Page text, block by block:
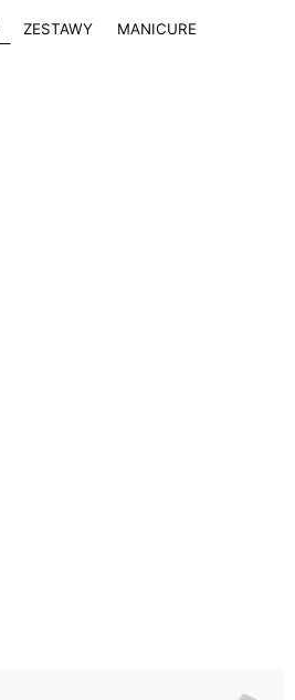
ZESTAWY MANICURE